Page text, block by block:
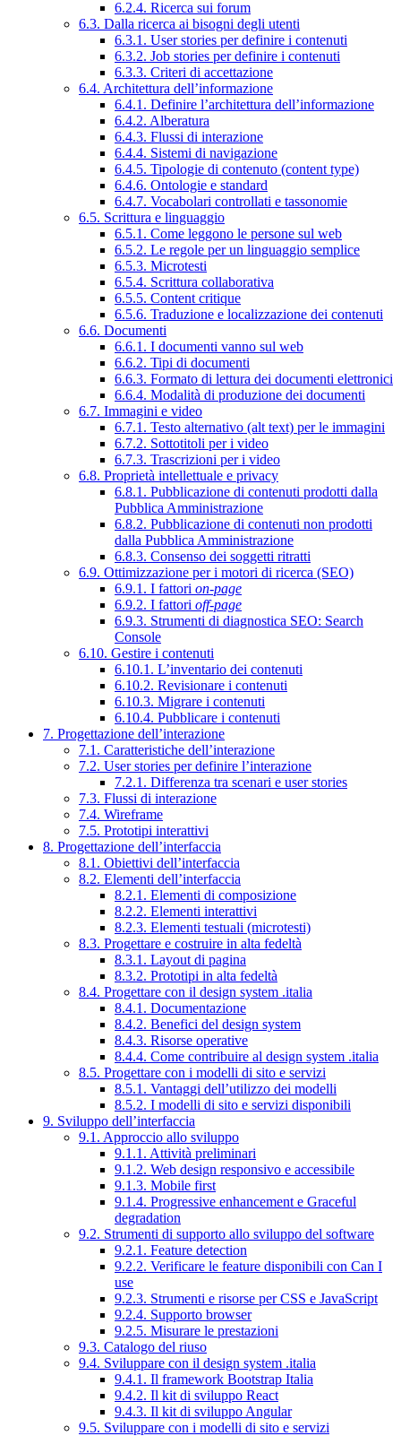
6.2.4. Ricerca sui forum
6.3. Dalla ricerca ai bisogni degli utenti
6.3.1. User stories per definire i contenuti
6.3.2. Job stories per definire i contenuti
6.3.3. Criteri di accettazione
6.4. Architettura dell’informazione
6.4.1. Definire l’architettura dell’informazione
6.4.2. Alberatura
6.4.3. Flussi di interazione
6.4.4. Sistemi di navigazione
6.4.5. Tipologie di contenuto (content type)
6.4.6. Ontologie e standard
6.4.7. Vocabolari controllati e tassonomie
6.5. Scrittura e linguaggio
6.5.1. Come leggono le persone sul web
6.5.2. Le regole per un linguaggio semplice
6.5.3. Microtesti
6.5.4. Scrittura collaborativa
6.5.5. Content critique
6.5.6. Traduzione e localizzazione dei contenuti
6.6. Documenti
6.6.1. I documenti vanno sul web
6.6.2. Tipi di documenti
6.6.3. Formato di lettura dei documenti elettronici
6.6.4. Modalità di produzione dei documenti
6.7. Immagini e video
6.7.1. Testo alternativo (alt text) per le immagini
6.7.2. Sottotitoli per i video
6.7.3. Trascrizioni per i video
6.8. Proprietà intellettuale e privacy
6.8.1. Pubblicazione di contenuti prodotti dalla
Pubblica Amministrazione
6.8.2. Pubblicazione di contenuti non prodotti
dalla Pubblica Amministrazione
6.8.3. Consenso dei soggetti ritratti
6.9. Ottimizzazione per i motori di ricerca (SEO)
6.9.1. I fattori on-page
6.9.2. I fattori off-page
6.9.3. Strumenti di diagnostica SEO: Search
Console
6.10. Gestire i contenuti
6.10.1. L’inventario dei contenuti
6.10.2. Revisionare i contenuti
6.10.3. Migrare i contenuti
6.10.4. Pubblicare i contenuti
7. Progettazione dell’interazione
7.1. Caratteristiche dell’interazione
7.2. User stories per definire l’interazione
7.2.1. Differenza tra scenari e user stories
7.3. Flussi di interazione
7.4. Wireframe
7.5. Prototipi interattivi
8. Progettazione dell’interfaccia
8.1. Obiettivi dell’interfaccia
8.2. Elementi dell’interfaccia
8.2.1. Elementi di composizione
8.2.2. Elementi interattivi
8.2.3. Elementi testuali (microtesti)
8.3. Progettare e costruire in alta fedeltà
8.3.1. Layout di pagina
8.3.2. Prototipi in alta fedeltà
8.4. Progettare con il design system .italia
8.4.1. Documentazione
8.4.2. Benefici del design system
8.4.3. Risorse operative
8.4.4. Come contribuire al design system .italia
8.5. Progettare con i modelli di sito e servizi
8.5.1. Vantaggi dell’utilizzo dei modelli
8.5.2. I modelli di sito e servizi disponibili
9. Sviluppo dell’interfaccia
9.1. Approccio allo sviluppo
9.1.1. Attività preliminari
9.1.2. Web design responsivo e accessibile
9.1.3. Mobile first
9.1.4. Progressive enhancement e Graceful
degradation
9.2. Strumenti di supporto allo sviluppo del software
9.2.1. Feature detection
9.2.2. Verificare le feature disponibili con Can I
use
9.2.3. Strumenti e risorse per CSS e JavaScript
9.2.4. Supporto browser
9.2.5. Misurare le prestazioni
9.3. Catalogo del riuso
9.4. Sviluppare con il design system .italia
9.4.1. Il framework Bootstrap Italia
9.4.2. Il kit di sviluppo React
9.4.3. Il kit di sviluppo Angular
9.5. Sviluppare con i modelli di sito e servizi